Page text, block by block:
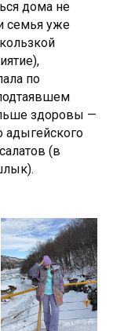
дома не
семья уже
по
здоровы —
(в